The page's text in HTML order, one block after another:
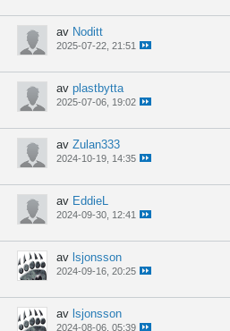
av Noditt
2025-07-22, 21:51
av plastbytta
2025-07-06, 19:02
av Zulan333
2024-10-19, 14:35
av EddieL
2024-09-30, 12:41
av lsjonsson
2024-09-16, 20:25
av lsjonsson
2024-08-06, 05:39